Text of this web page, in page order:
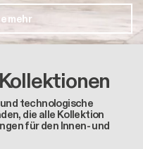
mehr
technologische
die alle Kollektion
für den Innen- und